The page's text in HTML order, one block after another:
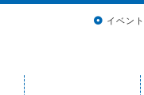
イベン